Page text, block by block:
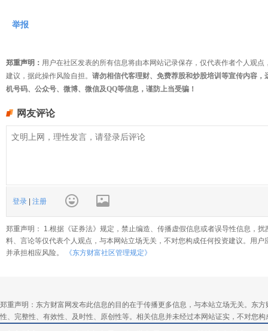
举报
郑重声明： 用户在社区发表的所有信息将由本网站记录保存，仅代表作者个人观
建议，据此操作风险自担。 请勿相信代客理财、免费荐股和炒股培训等宣传内容
机号码、公众号、微博、微信及QQ等信息，谨防上当受骗！
网友评论
登录 注册
郑重声明： 1.根据《证券法》规定，禁止编造、传播虚假信息或者误导性信息，
料、言论等仅代表个人观点，与本网站立场无关，不对您构成任何投资建议。用
并承担相应风险。
《东方财富社区管理规定》
郑重声明：东方财富网发布此信息的目的在于传播更多信息，与本站立场无关。东
性、完整性、有效性、及时性、原创性等。相关信息并未经过本网站证实，不对您